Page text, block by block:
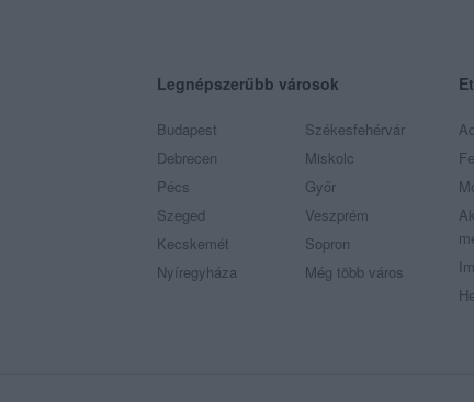
Legnépszerűbb városok
Budapest
Debrecen
Pécs
Szeged
Kecskemét
Nyíregyháza
Székesfehérvár
Miskolc
Győr
Veszprém
Sopron
Még több város